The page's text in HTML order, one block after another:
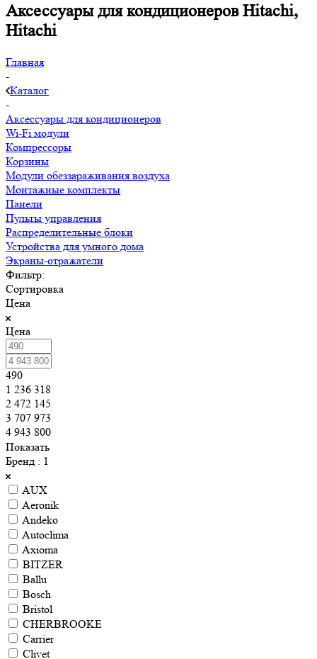
Аксессуары для кондиционеров Hitachi,
Hitachi
Главная
-
Каталог
-
Аксессуары для кондиционеров
Wi-Fi модули
Компрессоры
Корзины
Модули обеззараживания воздуха
Монтажные комплекты
Панели
Пульты управления
Распределительные блоки
Устройства для умного дома
Экраны-отражатели
Фильтр:
Сортировка
Цена
Цена
490
1 236 318
2 472 145
3 707 973
4 943 800
Показать
Бренд : 1
AUX
Aeronik
Andeko
Autoclima
Axioma
BITZER
Ballu
Bosch
Bristol
CHERBROOKE
Carrier
Clivet